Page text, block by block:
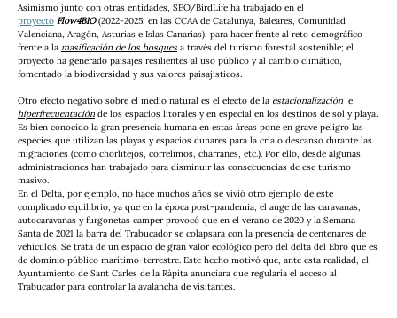
Asimismo junto con otras entidades, SEO/BirdLife ha trabajado en el
proyecto Flow4BIO (2022-2025; en las CCAA de Catalunya, Baleares, Comunidad
Valenciana, Aragón, Asturias e Islas Canarias), para hacer frente al reto demográfico
frente a la masificación de los bosques a través del turismo forestal sostenible; el
proyecto ha generado paisajes resilientes al uso público y al cambio climático,
fomentado la biodiversidad y sus valores paisajísticos.
Otro efecto negativo sobre el medio natural es el efecto de la estacionalización e
hiperfrecuentación de los espacios litorales y en especial en los destinos de sol y playa.
Es bien conocido la gran presencia humana en estas áreas pone en grave peligro las
especies que utilizan las playas y espacios dunares para la cría o descanso durante las
migraciones (como chorlitejos, correlimos, charranes, etc.). Por ello, desde algunas
administraciones han trabajado para disminuir las consecuencias de ese turismo
masivo.
En el Delta, por ejemplo, no hace muchos años se vivió otro ejemplo de este
complicado equilibrio, ya que en la época post-pandemia, el auge de las caravanas,
autocaravanas y furgonetas camper provocó que en el verano de 2020 y la Semana
Santa de 2021 la barra del Trabucador se colapsara con la presencia de centenares de
vehículos. Se trata de un espacio de gran valor ecológico pero del delta del Ebro que es
de dominio público marítimo-terrestre. Este hecho motivó que, ante esta realidad, el
Ayuntamiento de Sant Carles de la Ràpita anunciara que regularía el acceso al
Trabucador para controlar la avalancha de visitantes.